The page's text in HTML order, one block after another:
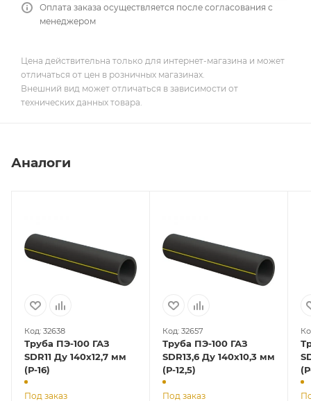
Оплата заказа осуществляется после согласования с
менеджером
Цена действительна только для интернет-магазина и может
отличаться от цен в розничных магазинах.
Внешний вид может отличаться в зависимости от
технических данных товара.
Аналоги
Код: 32638
Труба ПЭ-100 ГАЗ
SDR11 Ду 140х12,7 мм
(Р-16)
Под заказ
Код: 32657
Труба ПЭ-100 ГАЗ
SDR13,6 Ду 140х10,3 мм
(Р-12,5)
Под заказ